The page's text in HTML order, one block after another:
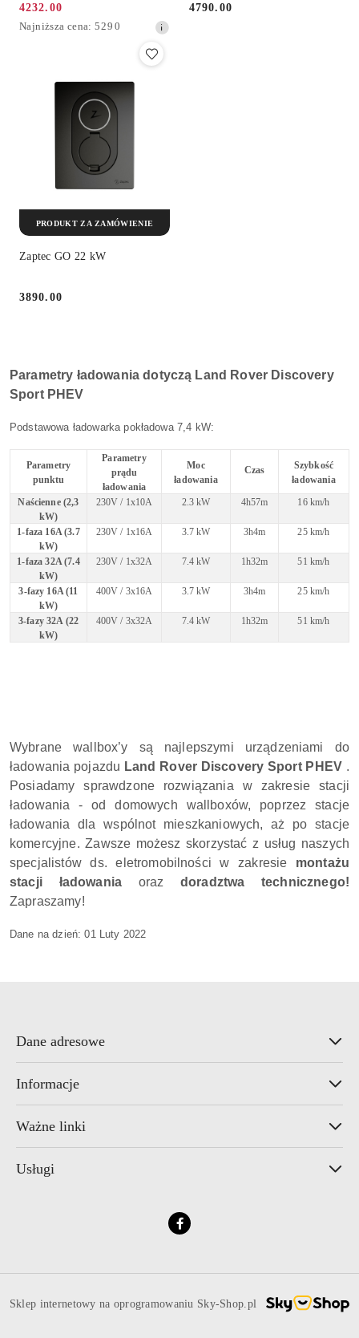
Cena
promocyjna:
4232.00
Najniższa
Najniższa cena: 5290
Cena:
4790.00
Zaptec GO 22 kW
3890.00
PRODUKT ZA ZAMÓWIENIE
Parametry ładowania dotyczą Land Rover Discovery
Sport PHEV
Podstawowa ładowarka pokładowa 7,4 kW:
Parametry
punktu
Parametry
prądu
ładowania
Moc
ładowania
Czas
Szybkość
ładowania
Naścienne (2,3
kW)
230V / 1x10A 2.3 kW 4h57m 16 km/h
1-faza 16A (3.7
kW)
230V / 1x16A 3.7 kW 3h4m 25 km/h
1-faza 32A (7.4
kW)
230V / 1x32A 7.4 kW 1h32m 51 km/h
3-fazy 16A (11
kW)
400V / 3x16A 3.7 kW 3h4m 25 km/h
3-fazy 32A (22
kW)
400V / 3x32A 7.4 kW 1h32m 51 km/h
Wybrane wallbox’y są najlepszymi urządzeniami do
ładowania pojazdu Land Rover Discovery Sport PHEV .
Posiadamy sprawdzone rozwiązania w zakresie stacji
ładowania - od domowych wallboxów, poprzez stacje
ładowania dla wspólnot mieszkaniowych, aż po stacje
komercyjne. Zawsze możesz skorzystać z usług naszych
specjalistów ds. eletromobilności w zakresie montażu
stacji ładowania oraz doradztwa technicznego!
Zapraszamy!
Dane na dzień: 01 Luty 2022
Dane adresowe
Informacje
Ważne linki
Usługi
Sklep internetowy na oprogramowaniu Sky-Shop.pl